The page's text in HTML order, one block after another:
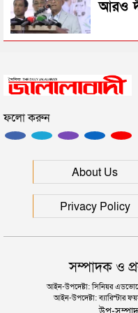
সিলেটের জোড়া
প্রধানমন্ত্রী
সিলেটে আরও
আরও
ফলো করুন
About Us
Privacy Policy
সম্পাদক ও
আইন-উপদেষ্টা: সিনিয়র
আইন-উপদেষ্টা: ব্যারিস্টার